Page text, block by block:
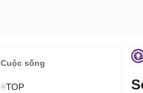
Cuộc sống
#TOP